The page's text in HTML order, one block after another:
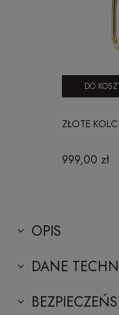
ZŁOTE
999,00 zł
DO
OPIS
DANE